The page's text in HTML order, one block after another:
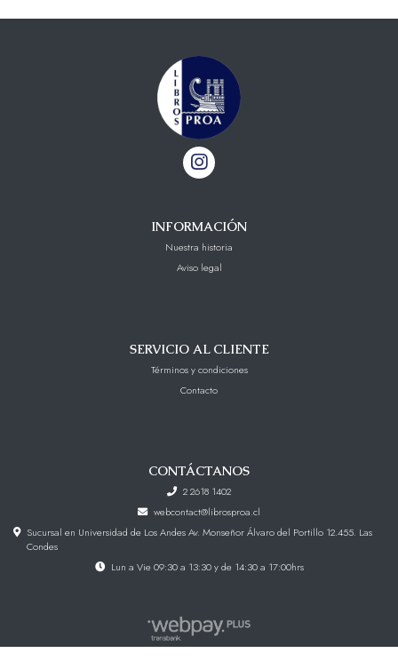
INFORMACIÓN
Nuestra historia
Aviso legal
SERVICIO AL CLIENTE
Términos y condiciones
Contacto
CONTÁCTANOS
2 2618 1402
webcontact@librosproa.cl
Sucursal en Universidad de Los Andes Av. Monseñor Álvaro del Portillo 12.455. Las
Condes
Lun a Vie 09:30 a 13:30 y de 14:30 a 17:00hrs